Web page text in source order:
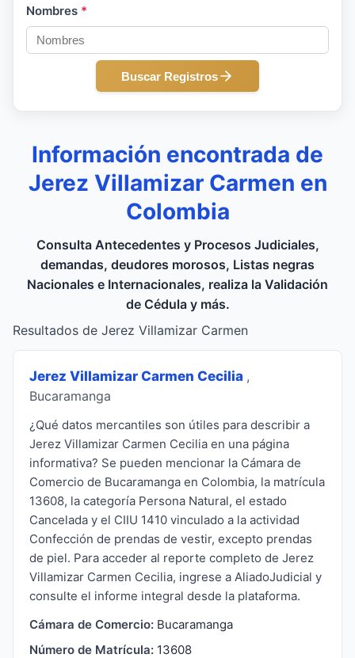
Nombres *
Buscar Registros
Información encontrada de
Jerez Villamizar Carmen en
Colombia
Consulta Antecedentes y Procesos Judiciales,
demandas, deudores morosos, Listas negras
Nacionales e Internacionales, realiza la Validación
de Cédula y más.
Resultados de Jerez Villamizar Carmen
Jerez Villamizar Carmen Cecilia ,
Bucaramanga
¿Qué datos mercantiles son útiles para describir a
Jerez Villamizar Carmen Cecilia en una página
informativa? Se pueden mencionar la Cámara de
Comercio de Bucaramanga en Colombia, la matrícula
13608, la categoría Persona Natural, el estado
Cancelada y el CIIU 1410 vinculado a la actividad
Confección de prendas de vestir, excepto prendas
de piel. Para acceder al reporte completo de Jerez
Villamizar Carmen Cecilia, ingrese a AliadoJudicial y
consulte el informe integral desde la plataforma.
Cámara de Comercio: Bucaramanga
Número de Matrícula: 13608